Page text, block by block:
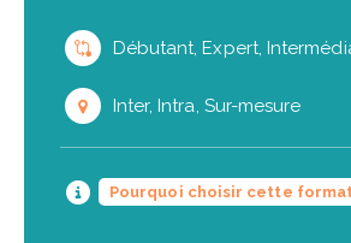
Débutant, Expert,
Inter, Intra, Sur-mesure
Pourquoi choisir cette